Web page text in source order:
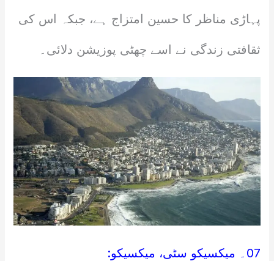
پہاڑی مناظر کا حسین امتزاج ہے، جبکہ اس کی
ثقافتی زندگی نے اسے چھٹی پوزیشن دلائی۔
07۔ میکسیکو سٹی، میکسیکو: